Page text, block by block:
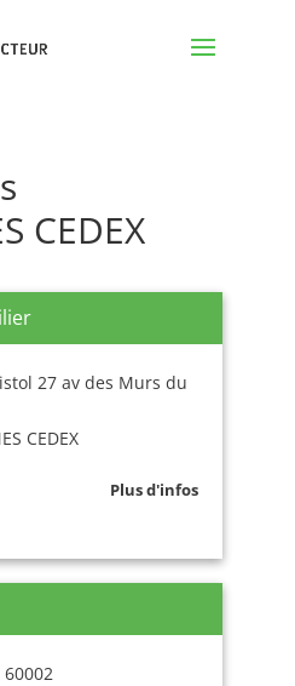
CEDEX
27 av des Murs du
CEDEX
Plus d'infos
60002